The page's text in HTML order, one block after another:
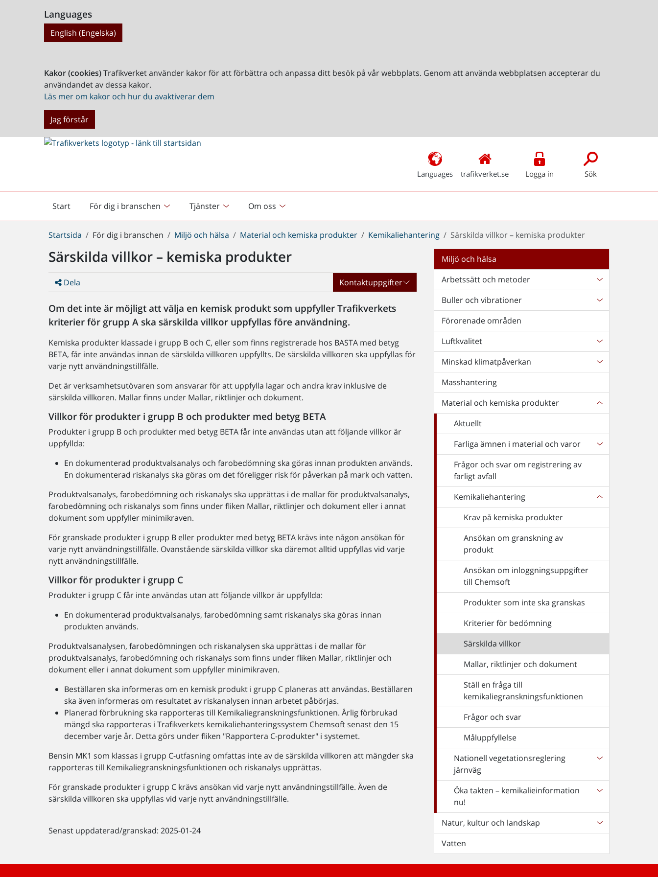
Languages
English (Engelska)
Kakor (cookies)Trafikverket använder kakor för att förbättra och anpassa ditt besök på vår webbplats. Genom att använda webbplatsen accepterar du
användandet av dessa kakor.
Läs mer om kakor och hur du avaktiverar dem
Jag förstår
Languages trafikverket.se Logga in Sök
Start
Startsida För dig i branschen Tjänster Om oss
Du
här:
Startsida För dig i branschen Miljö och hälsa Material och kemiska produkter Kemikaliehantering Särskilda villkor – kemiska produkter
Särskilda villkor – kemiska produkter
Dela Kontaktuppgifter
Om det inte är möjligt att välja en kemisk produkt som uppfyller Trafikverkets
kriterier för grupp A ska särskilda villkor uppfyllas före användning.
Kemiska produkter klassade i grupp B och C, eller som finns registrerade hos BASTA med betyg
BETA, får inte användas innan de särskilda villkoren uppfyllts. De särskilda villkoren ska uppfyllas för
varje nytt användningstillfälle.
Det är verksamhetsutövaren som ansvarar för att uppfylla lagar och andra krav inklusive de
särskilda villkoren. Mallar finns under Mallar, riktlinjer och dokument.
Villkor för produkter i grupp B och produkter med betyg BETA
Produkter i grupp B och produkter med betyg BETA får inte användas utan att följande villkor är
uppfyllda:
En dokumenterad produktvalsanalys och farobedömning ska göras innan produkten används.
En dokumenterad riskanalys ska göras om det föreligger risk för påverkan på mark och vatten.
Produktvalsanalys, farobedömning och riskanalys ska upprättas i de mallar för produktvalsanalys,
farobedömning och riskanalys som finns under fliken Mallar, riktlinjer och dokument eller i annat
dokument som uppfyller minimikraven.
För granskade produkter i grupp B eller produkter med betyg BETA krävs inte någon ansökan för
varje nytt användningstillfälle. Ovanstående särskilda villkor ska däremot alltid uppfyllas vid varje
nytt användningstillfälle.
Villkor för produkter i grupp C
Produkter i grupp C får inte användas utan att följande villkor är uppfyllda:
En dokumenterad produktvalsanalys, farobedömning samt riskanalys ska göras innan
produkten används.
Produktvalsanalysen, farobedömningen och riskanalysen ska upprättas i de mallar för
produktvalsanalys, farobedömning och riskanalys som finns under fliken Mallar, riktlinjer och
dokument eller i annat dokument som uppfyller minimikraven.
Beställaren ska informeras om en kemisk produkt i grupp C planeras att användas. Beställaren
ska även informeras om resultatet av riskanalysen innan arbetet påbörjas.
Planerad förbrukning ska rapporteras till Kemikaliegranskningsfunktionen. Årlig förbrukad
mängd ska rapporteras i Trafikverkets kemikaliehanteringssystem Chemsoft senast den 15
december varje år. Detta görs under fliken "Rapportera C-produkter" i systemet.
Bensin MK1 som klassas i grupp C-utfasning omfattas inte av de särskilda villkoren att mängder ska
rapporteras till Kemikaliegranskningsfunktionen och riskanalys upprättas.
För granskade produkter i grupp C krävs ansökan vid varje nytt användningstillfälle. Även de
särskilda villkoren ska uppfyllas vid varje nytt användningstillfälle.
Senast uppdaterad/granskad: 2025-01-24
Miljö och hälsa
Arbetssätt och metoder
Buller och vibrationer
Förorenade områden
Luftkvalitet
Minskad klimatpåverkan
Masshantering
Material och kemiska produkter
Aktuellt
Farliga ämnen i material och varor
Frågor och svar om registrering av
farligt avfall
Kemikaliehantering
Krav på kemiska produkter
Ansökan om granskning av
produkt
Ansökan om inloggningsuppgifter
till Chemsoft
Produkter som inte ska granskas
Kriterier för bedömning
Särskilda villkor
Mallar, riktlinjer och dokument
Ställ en fråga till
kemikaliegranskningsfunktionen
Frågor och svar
Måluppfyllelse
Nationell vegetationsreglering
järnväg
Öka takten – kemikalieinformation
nu!
Natur, kultur och landskap
Vatten